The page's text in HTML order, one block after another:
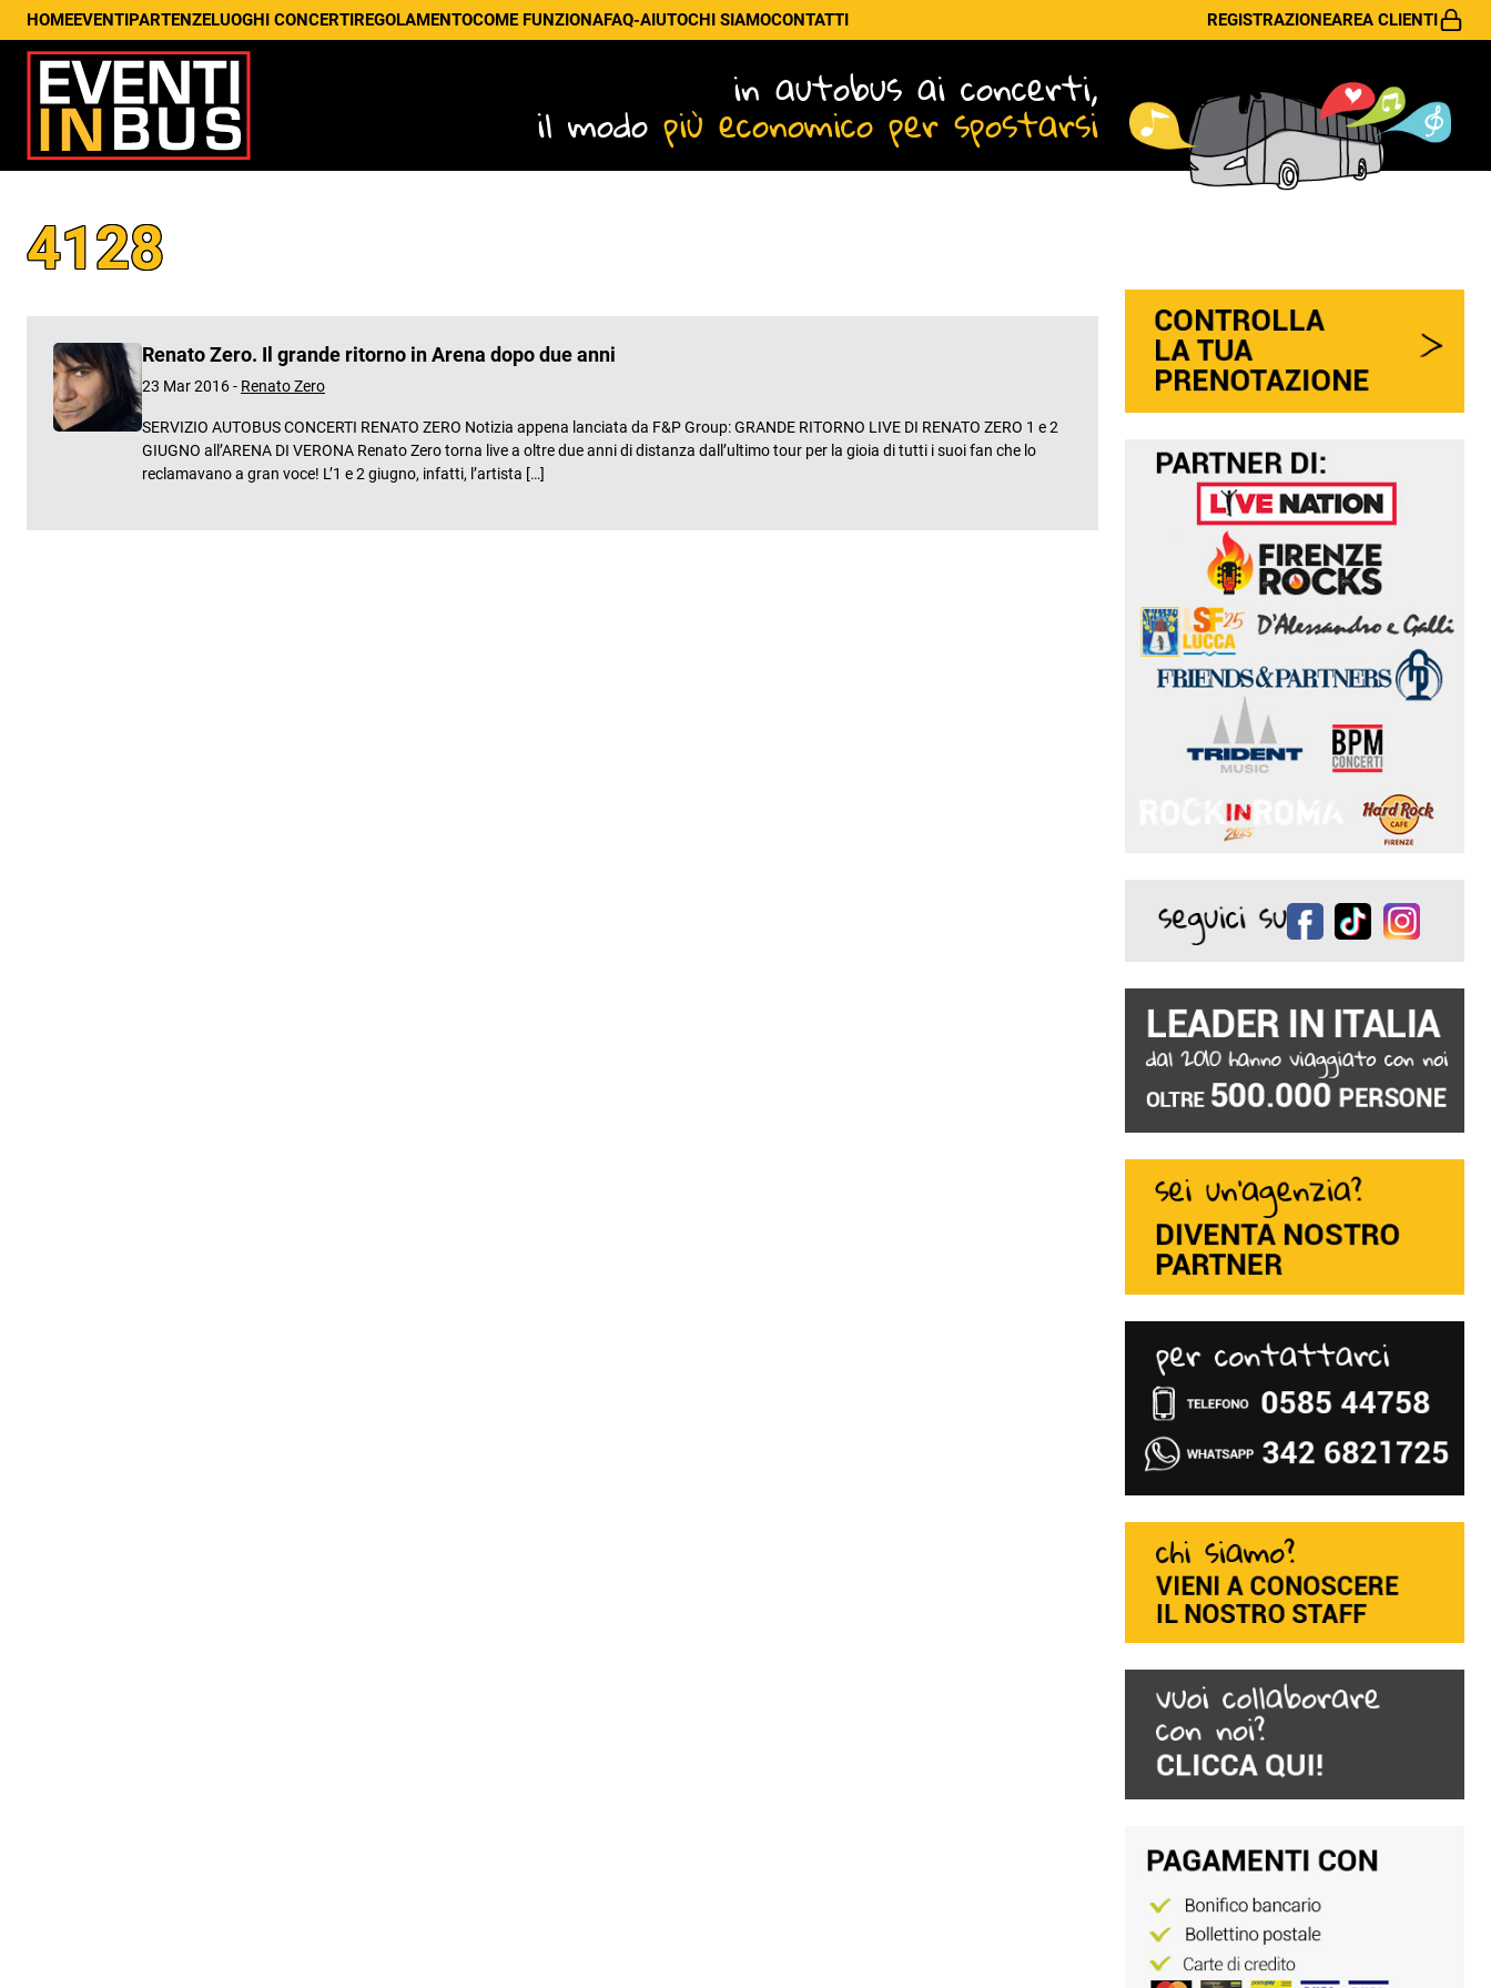
HOMEEVENTIPARTENZELUOGHI CONCERTIREGOLAMENTOCOME FUNZIONAFAQ-AIUTOCHI SIAMOCONTATTI REGISTRAZIONEAREA CLIENTI
in autobus ai concerti,
il modo più economico per spostarsi
4128
Renato Zero. Il grande ritorno in Arena dopo due anni
23 Mar 2016 - Renato Zero
SERVIZIO AUTOBUS CONCERTI RENATO ZERO Notizia appena lanciata da F&P Group: GRANDE RITORNO LIVE DI RENATO ZERO 1 e 2
GIUGNO all’ARENA DI VERONA Renato Zero torna live a oltre due anni di distanza dall’ultimo tour per la gioia di tutti i suoi fan che lo
reclamavano a gran voce! L’1 e 2 giugno, infatti, l’artista […]